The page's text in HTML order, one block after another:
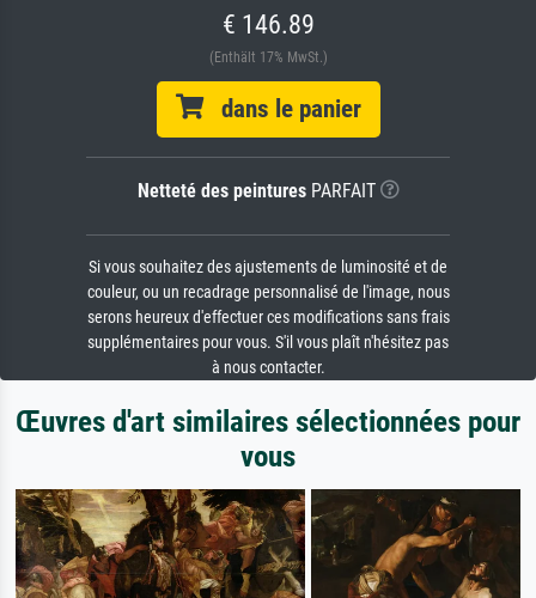
€ 146.89
(Enthält 17% MwSt.)
dans le panier
Netteté des peinturesPARFAIT
Si vous souhaitez des ajustements de luminosité et de
couleur, ou un recadrage personnalisé de l'image, nous
serons heureux d'effectuer ces modifications sans frais
supplémentaires pour vous. S'il vous plaît n'hésitez pas
à nous contacter.
Œuvres d'art similaires sélectionnées pour
vous